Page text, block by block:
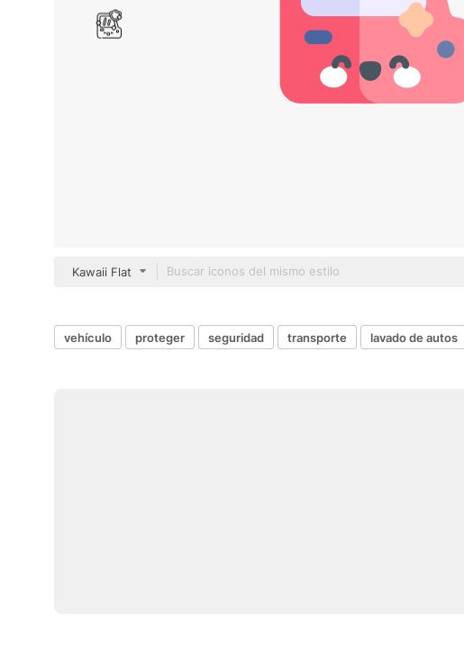
Kawaii Flat
vehículo proteger seguridad transporte lavado de autos